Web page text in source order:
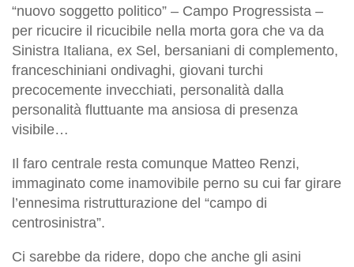
“nuovo soggetto politico” – Campo Progressista –
per ricucire il ricucibile nella morta gora che va da
Sinistra Italiana, ex Sel, bersaniani di complemento,
franceschiniani ondivaghi, giovani turchi
precocemente invecchiati, personalità dalla
personalità fluttuante ma ansiosa di presenza
visibile…
Il faro centrale resta comunque Matteo Renzi,
immaginato come inamovibile perno su cui far girare
l’ennesima ristrutturazione del “campo di
centrosinistra”.
Ci sarebbe da ridere, dopo che anche gli asini